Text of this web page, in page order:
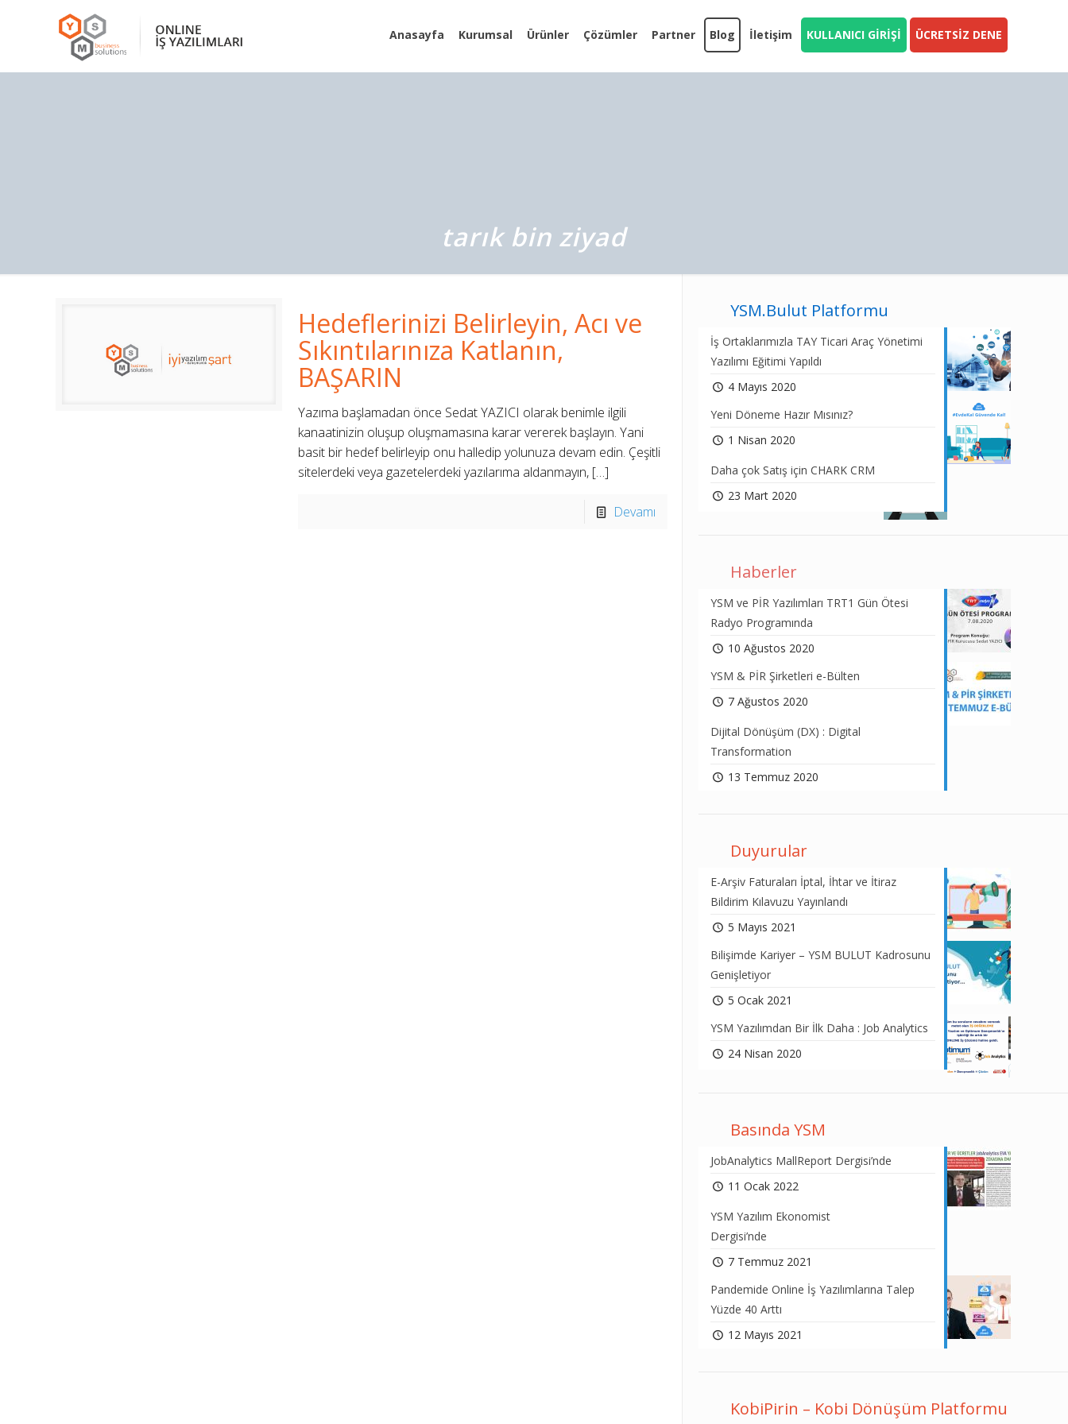
Anasayfa Kurumsal Ürünler Çözümler Partner Blog İletişim KULLANICI GİRİŞİ ÜCRETSİZ DENE
tarık bin ziyad
Hedeflerinizi Belirleyin, Acı ve
Sıkıntılarınıza Katlanın,
BAŞARIN
Yazıma başlamadan önce Sedat YAZICI olarak benimle ilgili
kanaatinizin oluşup oluşmamasına karar vererek başlayın. Yani
basit bir hedef belirleyip onu halledip yolunuza devam edin. Çeşitli
sitelerdeki veya gazetelerdeki yazılarıma aldanmayın,[…]
Devamı
YSM.Bulut Platformu
İş Ortaklarımızla TAY Ticari Araç Yönetimi
Yazılımı Eğitimi Yapıldı
4 Mayıs 2020
Yeni Döneme Hazır Mısınız?
1 Nisan 2020
Daha çok Satış için CHARK CRM
23 Mart 2020
Haberler
YSM ve PİR Yazılımları TRT1 Gün Ötesi
Radyo Programında
10 Ağustos 2020
YSM & PİR Şirketleri e-Bülten
7 Ağustos 2020
Dijital Dönüşüm (DX) : Digital
Transformation
13 Temmuz 2020
Duyurular
E-Arşiv Faturaları İptal, İhtar ve İtiraz
Bildirim Kılavuzu Yayınlandı
5 Mayıs 2021
Bilişimde Kariyer – YSM BULUT Kadrosunu
Genişletiyor
5 Ocak 2021
YSM Yazılımdan Bir İlk Daha : Job Analytics
24 Nisan 2020
Basında YSM
JobAnalytics MallReport Dergisi’nde
11 Ocak 2022
YSM Yazılım Ekonomist
Dergisi’nde
7 Temmuz 2021
Pandemide Online İş Yazılımlarına Talep
Yüzde 40 Arttı
12 Mayıs 2021
KobiPirin – Kobi Dönüşüm Platformu